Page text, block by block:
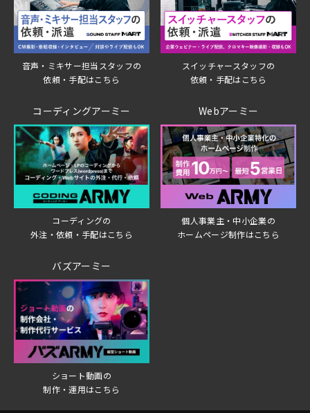
音声・ミキサー担当スタッフの
依頼・手配はこちら
スイッチャースタッフの
依頼・手配はこちら
コーディングアーミー
コーディングの
外注・依頼・手配はこちら
Webアーミー
個人事業主・中小企業の
ホームページ制作はこちら
バズアーミー
ショート動画の
制作・運用はこちら